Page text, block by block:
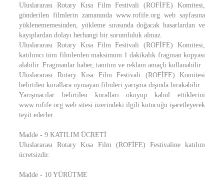
Uluslararası Rotary Kısa Film Festivali (ROFİFE) Komitesi,
gönderilen filmlerin zamanında www.rofife.org web sayfasına
yüklenememesinden, yükleme sırasında doğacak hasarlardan ve
kayıplardan dolayı herhangi bir sorumluluk almaz.
Uluslararası Rotary Kısa Film Festivali (ROFİFE) Komitesi,
katılımcı tüm filmlerden maksimum 1 dakikalık fragman kopyası
alabilir. Fragmanlar haber, tanıtım ve reklam amaçlı kullanabilir.
Uluslararası Rotary Kısa Film Festivali (ROFİFE) Komitesi
belirtilen kurallara uymayan filmleri yarışma dışında bırakabilir.
Yarışmacılar belirtilen kuralları okuyup kabul ettiklerini
www.rofife.org web sitesi üzerindeki ilgili kutucuğu işaretleyerek
teyit ederler.
Madde - 9 KATILIM ÜCRETİ
Uluslararası Rotary Kısa Film (ROFİFE) Festivaline katılım
ücretsizdir.
Madde - 10 YÜRÜTME